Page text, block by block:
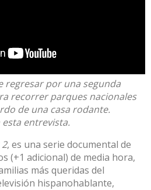
regresar por una segunda
recorrer parques nacionales
de una casa rodante.
entrevista.
, es una serie documental de
(+1 adicional) de media hora,
más queridas del
hispanohablante,